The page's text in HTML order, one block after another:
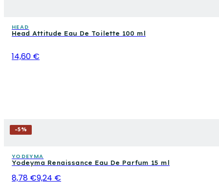
HEAD
Head Attitude Eau De Toilette 100 ml
14,60 €
-5%
YODEYMA
Yodeyma Renaissance Eau De Parfum 15 ml
8,78 €9,24 €